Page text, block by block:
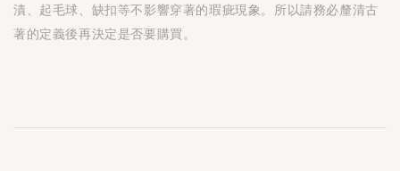
漬、起毛球、缺扣等不影響穿著的瑕疵現象。所以請務必釐清古
著的定義後再決定是否要購買。